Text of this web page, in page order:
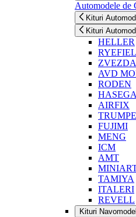
Automodele de
Kituri
Kituri
HELLER
ZVEZDA
AVD
RODEN
AIRFIX
FUJIMI
MENG
ICM
AMT
TAMIYA
ITALERI
REVELL
Kituri